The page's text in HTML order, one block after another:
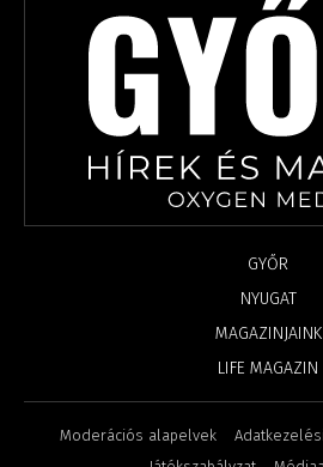
GYŐR
NYUGAT
MAGAZINJAINK
LIFE MAGAZIN
Moderációs alapelvek